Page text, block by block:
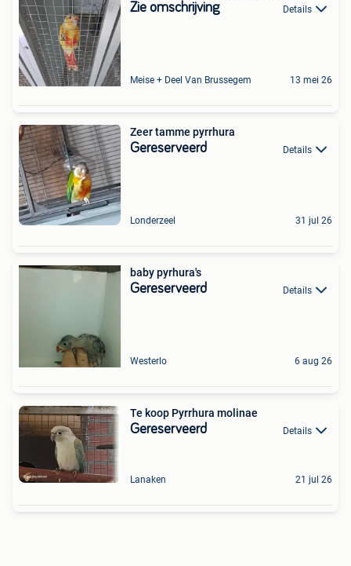
Zie omschrijving Details
Meise + Deel Van Brussegem 13 mei 26
Zeer tamme pyrrhura
Gereserveerd Details
Londerzeel 31 jul 26
baby pyrhura's
Gereserveerd Details
Westerlo 6 aug 26
Te koop Pyrrhura molinae
Gereserveerd Details
Lanaken 21 jul 26